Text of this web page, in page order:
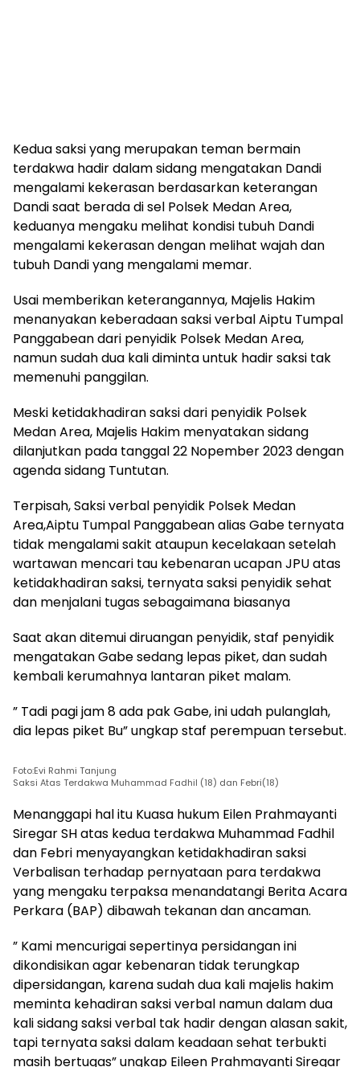
Kedua saksi yang merupakan teman bermain
terdakwa hadir dalam sidang mengatakan Dandi
mengalami kekerasan berdasarkan keterangan
Dandi saat berada di sel Polsek Medan Area,
keduanya mengaku melihat kondisi tubuh Dandi
mengalami kekerasan dengan melihat wajah dan
tubuh Dandi yang mengalami memar.
Usai memberikan keterangannya, Majelis Hakim
menanyakan keberadaan saksi verbal Aiptu Tumpal
Panggabean dari penyidik Polsek Medan Area,
namun sudah dua kali diminta untuk hadir saksi tak
memenuhi panggilan.
Meski ketidakhadiran saksi dari penyidik Polsek
Medan Area, Majelis Hakim menyatakan sidang
dilanjutkan pada tanggal 22 Nopember 2023 dengan
agenda sidang Tuntutan.
Terpisah, Saksi verbal penyidik Polsek Medan
Area,Aiptu Tumpal Panggabean alias Gabe ternyata
tidak mengalami sakit ataupun kecelakaan setelah
wartawan mencari tau kebenaran ucapan JPU atas
ketidakhadiran saksi, ternyata saksi penyidik sehat
dan menjalani tugas sebagaimana biasanya
Saat akan ditemui diruangan penyidik, staf penyidik
mengatakan Gabe sedang lepas piket, dan sudah
kembali kerumahnya lantaran piket malam.
” Tadi pagi jam 8 ada pak Gabe, ini udah pulanglah,
dia lepas piket Bu” ungkap staf perempuan tersebut.
Foto:Evi Rahmi Tanjung
Saksi Atas Terdakwa Muhammad Fadhil (18) dan Febri(18)
Menanggapi hal itu Kuasa hukum Eilen Prahmayanti
Siregar SH atas kedua terdakwa Muhammad Fadhil
dan Febri menyayangkan ketidakhadiran saksi
Verbalisan terhadap pernyataan para terdakwa
yang mengaku terpaksa menandatangi Berita Acara
Perkara (BAP) dibawah tekanan dan ancaman.
” Kami mencurigai sepertinya persidangan ini
dikondisikan agar kebenaran tidak terungkap
dipersidangan, karena sudah dua kali majelis hakim
meminta kehadiran saksi verbal namun dalam dua
kali sidang saksi verbal tak hadir dengan alasan sakit,
tapi ternyata saksi dalam keadaan sehat terbukti
masih bertugas” ungkap Eileen Prahmayanti Siregar